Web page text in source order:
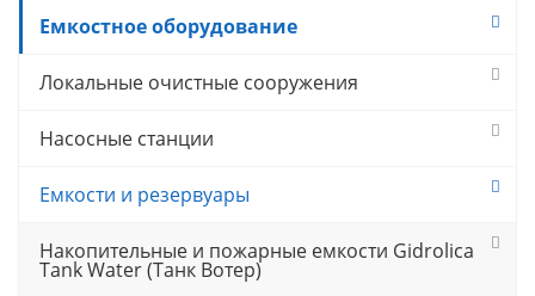
Емкостное оборудование
Локальные очистные сооружения
Насосные станции
Емкости и резервуары
Накопительные и пожарные емкости Gidrolica
Tank Water (Танк Вотер)